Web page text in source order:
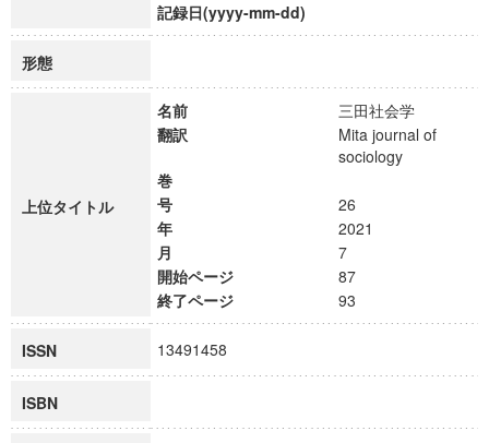
記録日(yyyy-mm-dd)
形態
上位タイトル
名前
三田社会学
翻訳
Mita journal of
sociology
巻
号
26
年
2021
月
7
開始ページ
87
終了ページ
93
ISSN 13491458
ISBN